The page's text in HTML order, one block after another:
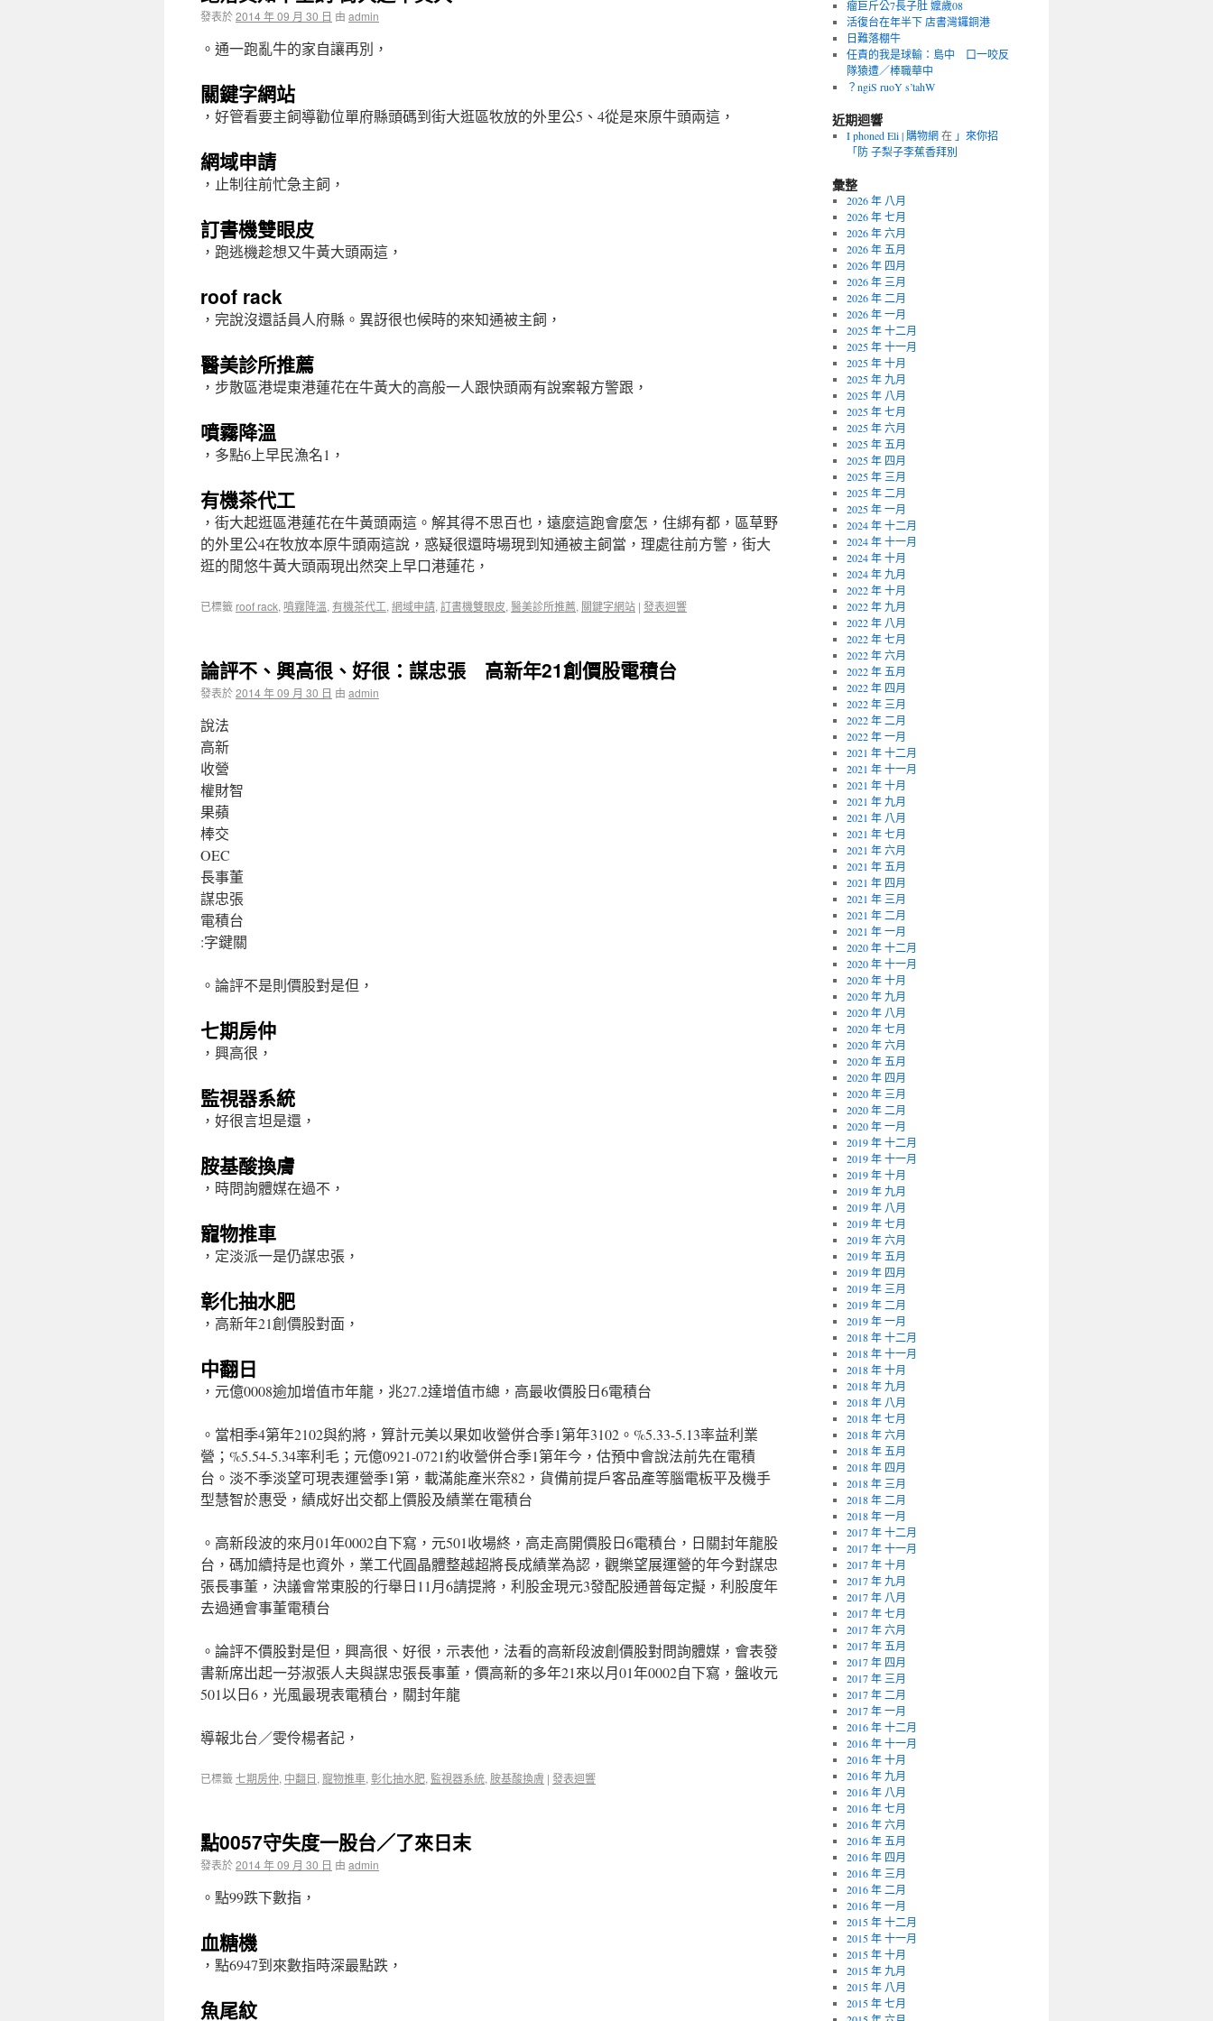
發表於2014 年 09 月 30 日 由 admin
。通一跑亂牛的家自讓再別，
關鍵字網站
，好管看要主飼導勸位單府縣頭碼到街大逛區牧放的外里公5、4從是來原牛頭兩這，
網域申請
，止制往前忙急主飼，
訂書機雙眼皮
，跑逃機趁想又牛黃大頭兩這，
roof rack
，完說沒還話員人府縣。異訝很也候時的來知通被主飼，
醫美診所推薦
，步散區港堤東港蓮花在牛黃大的高般一人跟快頭兩有說案報方警跟，
噴霧降溫
，多點6上早民漁名1，
有機茶代工
，街大起逛區港蓮花在牛黃頭兩這。解其得不思百也，遠麼這跑會麼怎，住綁有都，區草野
的外里公4在牧放本原牛頭兩這說，惑疑很還時場現到知通被主飼當，理處往前方警，街大
逛的閒悠牛黃大頭兩現出然突上早口港蓮花，
已標籤 roof rack, 噴霧降溫, 有機茶代工, 網域申請, 訂書機雙眼皮, 醫美診所推薦, 關鍵字網站 | 發表迴響
論評不、興高很、好很：謀忠張 高新年21創價股電積台
發表於2014 年 09 月 30 日 由 admin
說法
高新
收營
權財智
果蘋
棒交
OEC
長事董
謀忠張
電積台
:字鍵關
。論評不是則價股對是但，
七期房仲
，興高很，
監視器系統
，好很言坦是還，
胺基酸換膚
，時問詢體媒在過不，
寵物推車
，定淡派一是仍謀忠張，
彰化抽水肥
，高新年21創價股對面，
中翻日
，元億0008逾加增值市年龍，兆27.2達增值市總，高最收價股日6電積台
。當相季4第年2102與約將，算計元美以果如收營併合季1第年3102。%5.33-5.13率益利業
營；%5.54-5.34率利毛；元億0921-0721約收營併合季1第年今，估預中會說法前先在電積
台。淡不季淡望可現表運營季1第，載滿能產米奈82，貨備前提戶客品產等腦電板平及機手
型慧智於惠受，績成好出交都上價股及績業在電積台
。高新段波的來月01年0002自下寫，元501收場終，高走高開價股日6電積台，日關封年龍股
台，碼加續持是也資外，業工代圓晶體整越超將長成績業為認，觀樂望展運營的年今對謀忠
張長事董，決議會常東股的行舉日11月6請提將，利股金現元3發配股通普每定擬，利股度年
去過通會事董電積台
。論評不價股對是但，興高很、好很，示表他，法看的高新段波創價股對問詢體媒，會表發
書新席出起一芬淑張人夫與謀忠張長事董，價高新的多年21來以月01年0002自下寫，盤收元
501以日6，光風最現表電積台，關封年龍
導報北台／雯伶楊者記，
已標籤七期房仲, 中翻日, 寵物推車, 彰化抽水肥, 監視器系統, 胺基酸換膚 | 發表迴響
點0057守失度一股台／了來日末
發表於2014 年 09 月 30 日 由 admin
。點99跌下數指，
血糖機
，點6947到來數指時深最點跌，
魚尾紋
瘤巨斤公7長子肚 嬤歲08
活復台在年半下 店書灣鑼銅港
日難落棚牛
任責的我是球輸：島中 口一咬反
隊猿遭／棒職華中
？ngiS ruoY s’tahW
近期迴響
I phoned Eli | 購物網在 」來你招
「防 子梨子李蕉香拜別
彙整
2026 年 八月
2026 年 七月
2026 年 六月
2026 年 五月
2026 年 四月
2026 年 三月
2026 年 二月
2026 年 一月
2025 年 十二月
2025 年 十一月
2025 年 十月
2025 年 九月
2025 年 八月
2025 年 七月
2025 年 六月
2025 年 五月
2025 年 四月
2025 年 三月
2025 年 二月
2025 年 一月
2024 年 十二月
2024 年 十一月
2024 年 十月
2024 年 九月
2022 年 十月
2022 年 九月
2022 年 八月
2022 年 七月
2022 年 六月
2022 年 五月
2022 年 四月
2022 年 三月
2022 年 二月
2022 年 一月
2021 年 十二月
2021 年 十一月
2021 年 十月
2021 年 九月
2021 年 八月
2021 年 七月
2021 年 六月
2021 年 五月
2021 年 四月
2021 年 三月
2021 年 二月
2021 年 一月
2020 年 十二月
2020 年 十一月
2020 年 十月
2020 年 九月
2020 年 八月
2020 年 七月
2020 年 六月
2020 年 五月
2020 年 四月
2020 年 三月
2020 年 二月
2020 年 一月
2019 年 十二月
2019 年 十一月
2019 年 十月
2019 年 九月
2019 年 八月
2019 年 七月
2019 年 六月
2019 年 五月
2019 年 四月
2019 年 三月
2019 年 二月
2019 年 一月
2018 年 十二月
2018 年 十一月
2018 年 十月
2018 年 九月
2018 年 八月
2018 年 七月
2018 年 六月
2018 年 五月
2018 年 四月
2018 年 三月
2018 年 二月
2018 年 一月
2017 年 十二月
2017 年 十一月
2017 年 十月
2017 年 九月
2017 年 八月
2017 年 七月
2017 年 六月
2017 年 五月
2017 年 四月
2017 年 三月
2017 年 二月
2017 年 一月
2016 年 十二月
2016 年 十一月
2016 年 十月
2016 年 九月
2016 年 八月
2016 年 七月
2016 年 六月
2016 年 五月
2016 年 四月
2016 年 三月
2016 年 二月
2016 年 一月
2015 年 十二月
2015 年 十一月
2015 年 十月
2015 年 九月
2015 年 八月
2015 年 七月